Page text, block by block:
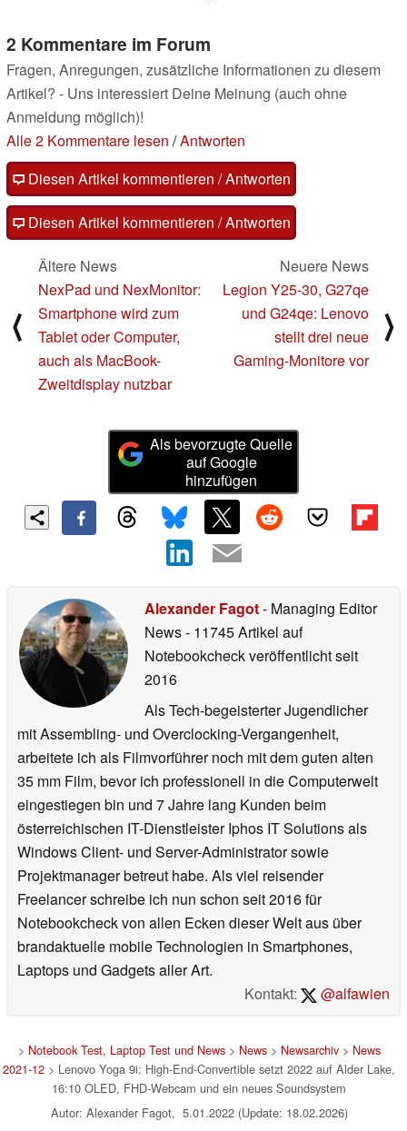
2 Kommentare im Forum
Fragen, Anregungen, zusätzliche Informationen zu diesem
Artikel? - Uns interessiert Deine Meinung (auch ohne
Anmeldung möglich)!
Alle 2 Kommentare lesen /Antworten
Diesen Artikel kommentieren / Antworten
Diesen Artikel kommentieren / Antworten
⟨
Ältere News
NexPad und NexMonitor:
Smartphone wird zum
Tablet oder Computer,
auch als MacBook-
Zweitdisplay nutzbar
Neuere News
Legion Y25-30, G27qe
und G24qe: Lenovo
stellt drei neue
Gaming-Monitore vor
⟩
Als bevorzugte Quelle
auf Google
hinzufügen
Alexander Fagot- Managing Editor
News- 11745 Artikel auf
Notebookcheck veröffentlichtseit
2016
Als Tech-begeisterter Jugendlicher
mit Assembling- und Overclocking-Vergangenheit,
arbeitete ich als Filmvorführer noch mit dem guten alten
35 mm Film, bevor ich professionell in die Computerwelt
eingestiegen bin und 7 Jahre lang Kunden beim
österreichischen IT-Dienstleister Iphos IT Solutions als
Windows Client- und Server-Administrator sowie
Projektmanager betreut habe. Als viel reisender
Freelancer schreibe ich nun schon seit 2016 für
Notebookcheck von allen Ecken dieser Welt aus über
brandaktuelle mobile Technologien in Smartphones,
Laptops und Gadgets aller Art.
Kontakt:
@alfawien
> Notebook Test, Laptop Test und News> News> Newsarchiv> News
2021-12 > Lenovo Yoga 9i: High-End-Convertible setzt 2022 auf Alder Lake,
16:10 OLED, FHD-Webcam und ein neues Soundsystem
Autor: Alexander Fagot, 5.01.2022 (Update: 18.02.2026)